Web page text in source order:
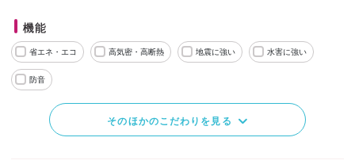
機能
省エネ・エコ 高気密・高断熱 地震に強い 水害に強い
防音
そのほかのこだわりを見る